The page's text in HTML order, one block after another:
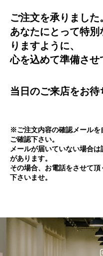
ご注文を承りました
あなたにとって特
りますように、
心を込めて準備させ
当日のご来店をお待
※ご注文内容の確認メールを
ご確認下さい。
メールが届いていない場合
があります。
その場合、お電話をさせて
下さいませ。